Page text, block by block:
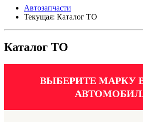
Автозапчасти
Текущая: Каталог ТО
Каталог ТО
ВЫБЕРИТЕ МАРКУ